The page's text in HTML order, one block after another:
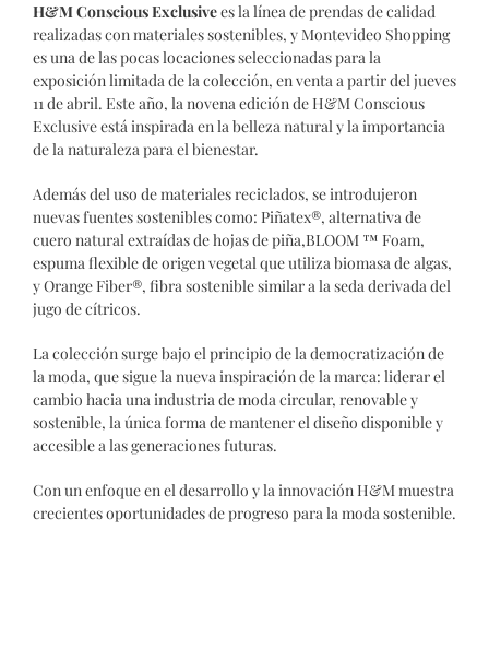
H&M Conscious Exclusivees la línea de prendas de calidad
realizadas con materiales sostenibles, y Montevideo Shopping
es una de las pocas locaciones seleccionadas para la
exposición limitada de la colección, en venta a partir del jueves
11 de abril. Este año, la novena edición de H&M Conscious
Exclusive está inspirada en la belleza natural y la importancia
de la naturaleza para el bienestar.
Además del uso de materiales reciclados, se introdujeron
nuevas fuentes sostenibles como: Piñatex®, alternativa de
cuero natural extraídas de hojas de piña,BLOOM ™ Foam,
espuma flexible de origen vegetal que utiliza biomasa de algas,
y Orange Fiber®, fibra sostenible similar a la seda derivada del
jugo de cítricos.
La colección surge bajo el principio de la democratización de
la moda, que sigue la nueva inspiración de la marca: liderar el
cambio hacia una industria de moda circular, renovable y
sostenible, la única forma de mantener el diseño disponible y
accesible a las generaciones futuras.
Con un enfoque en el desarrollo y la innovación H&M muestra
crecientes oportunidades de progreso para la moda sostenible.